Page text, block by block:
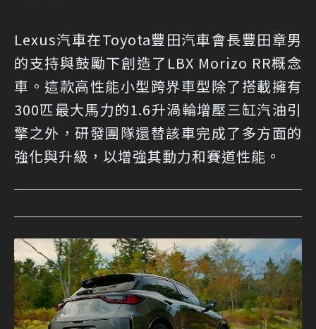
Lexus汽車在Toyota豐田汽車會長豐田章男
的支持與鼓勵下創造了LBX Morizo RR概念
車。這款高性能小型跨界車型除了搭載擁有
300匹最大馬力的1.6升渦輪增壓三缸汽油引
擎之外，研發團隊還替該車完成了多方面的
強化與升級，以增強其動力和賽道性能。